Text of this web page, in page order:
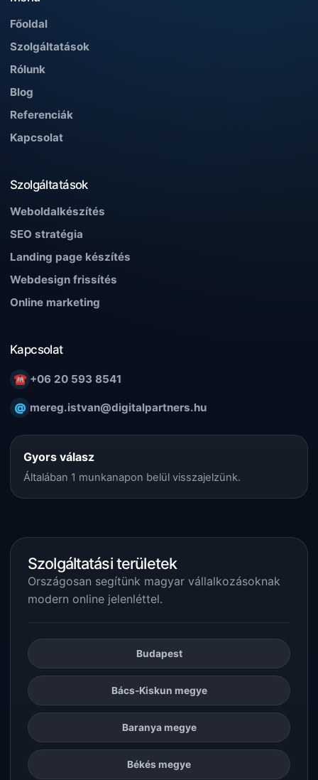
Főoldal
Szolgáltatások
Rólunk
Blog
Referenciák
Kapcsolat
Szolgáltatások
Weboldalkészítés
SEO stratégia
Landing page készítés
Webdesign frissítés
Online marketing
Kapcsolat
☎ +06 20 593 8541
@ mereg.istvan@digitalpartners.hu
Gyors válasz
Általában 1 munkanapon belül visszajelzünk.
Szolgáltatási területek
Országosan segítünk magyar vállalkozásoknak
modern online jelenléttel.
Budapest
Bács-Kiskun megye
Baranya megye
Békés megye